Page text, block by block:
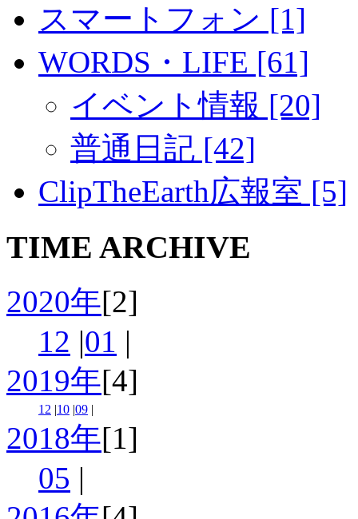
スマートフォン [1]
WORDS・LIFE [61]
イベント情報 [20]
普通日記 [42]
ClipTheEarth広報室 [5]
TIME ARCHIVE
2020年[2]
12 |01 |
2019年[4]
12 |10 |09 |
2018年[1]
05 |